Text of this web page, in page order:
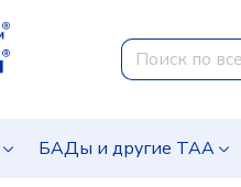
БАДы и другие ТАА